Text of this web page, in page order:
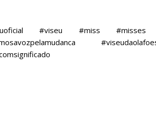
#viseu #miss #misses